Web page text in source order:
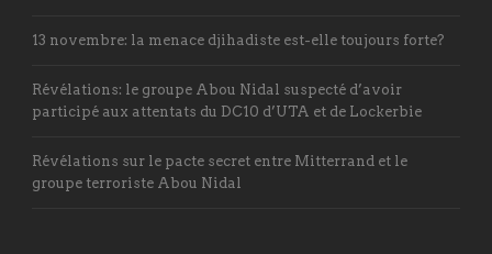
13 novembre: la menace djihadiste est-elle toujours forte?
Révélations: le groupe Abou Nidal suspecté d’avoir
participé aux attentats du DC10 d’UTA et de Lockerbie
Révélations sur le pacte secret entre Mitterrand et le
groupe terroriste Abou Nidal